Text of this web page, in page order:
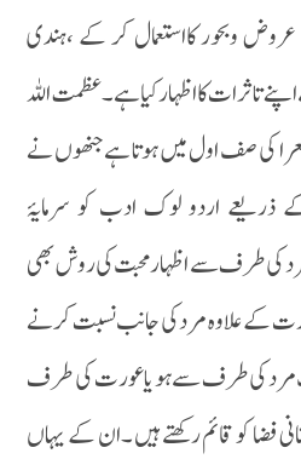
وبحور کااستعمال کر کے ،ہندی
تاثرات کا اظہار کیا ہے ۔عظمت اللہ
شعرا کی صف اول میں ہوتا ہے جنھوں نے
ذریعے اردو لوک ادب کو سرمایۂ
مرد کی طرف سے اظہار محبت کی روش بھی
کے علاوہ مرد کی جانب نسبت کرنے
مرد کی طرف سے ہو یا عورت کی طرف
فضا کو قائم رکھتے ہیں ۔ان کے یہاں